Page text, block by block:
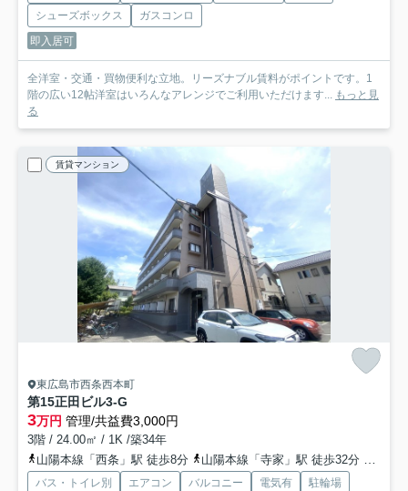
シューズボックス
ガスコンロ
即入居可
全洋室・交通・買物便利な立地。リーズナブル賃料がポイントです。1
階の広い12帖洋室はいろんなアレンジでご利用いただけます... もっと見
る
賃貸マンション
東広島市西条西本町
第15正田ビル3-G
3万円 管理/共益費3,000円
3階 / 24.00㎡ / 1K /築34年
山陽本線「西条」駅 徒歩8分
山陽本線「寺家」駅 徒歩32分 山陽
バス・トイレ別 エアコン バルコニー 電気有
駐輪場